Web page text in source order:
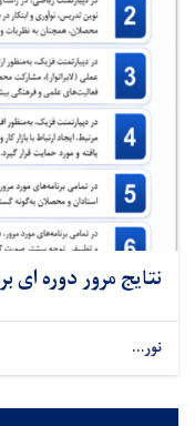
نتایج مرور دوره
نور...